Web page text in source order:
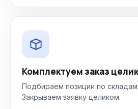
Комплектуем заказ
Подбираем позиции по
Закрываем заявку целиком.